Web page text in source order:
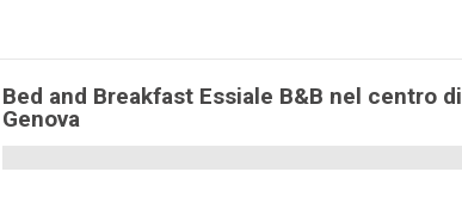
Bed and Breakfast Essiale B&B nel centro di
Genova